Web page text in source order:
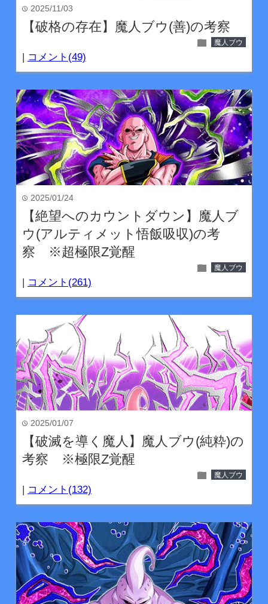
time 2025/11/03
【破格の存在】魔人ブウ(善)の考察
folder 魔人ブウ
| コメント(49)
time 2025/01/24
【絶望へのカウントダウン】魔人ブ
ウ(アルティメット悟飯吸収)の考
察 ※超極限Z覚醒
folder 魔人ブウ
| コメント(261)
time 2025/01/07
【破滅を導く魔人】魔人ブウ(純粋)の
考察 ※極限Z覚醒
folder 魔人ブウ
| コメント(132)